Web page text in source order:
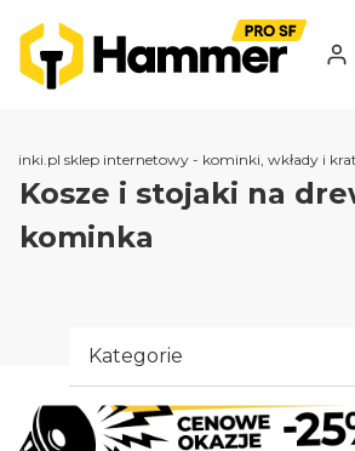
sklep internetowy - kominki, wkłady i
Kosze i stojaki na
kominka
Kategorie
Kominki